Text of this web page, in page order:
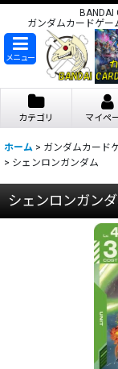
BANDAI
ガンダムカードゲー
メニュー
カテゴリ マイペ
ホーム > ガンダムカード
> シェンロンガンダム
シェンロンガン